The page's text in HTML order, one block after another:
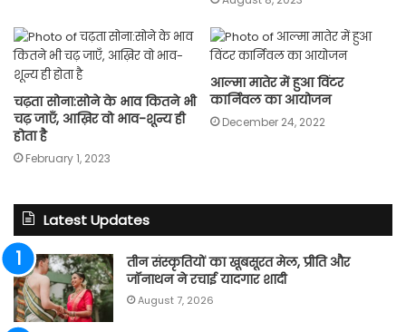
चढ़ता सोना:सोने के भाव कितने भी
चढ़ जाएँ, आख़िर वो भाव-शून्य ही
होता है
February 1, 2023
आल्मा मातेर में हुआ विंटर
कार्निवल का आयोजन
December 24, 2022
Latest Updates
तीन संस्कृतियों का खूबसूरत मेल, प्रीति और
जॉनाथन ने रचाई यादगार शादी
August 7, 2026